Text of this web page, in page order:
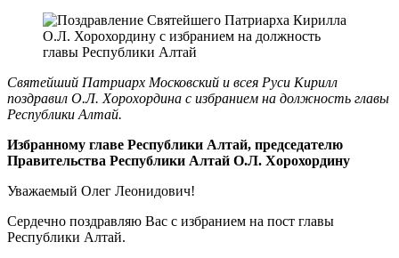
Святейший Патриарх Московский и всея Руси Кирилл
поздравил О.Л. Хорохордина с избранием на должность главы
Республики Алтай.
Избранному главе Республики Алтай, председателю
Правительства Республики Алтай О.Л. Хорохордину
Уважаемый Олег Леонидович!
Сердечно поздравляю Вас с избранием на пост главы
Республики Алтай.